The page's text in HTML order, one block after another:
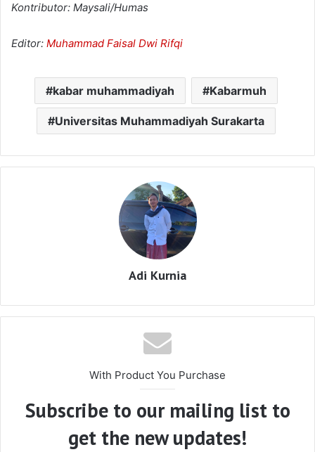
Kontributor: Maysali/Humas
Editor: Muhammad Faisal Dwi Rifqi
kabar muhammadiyah Kabarmuh
Universitas Muhammadiyah Surakarta
Adi Kurnia
With Product You Purchase
Subscribe to our mailing list to
get the new updates!